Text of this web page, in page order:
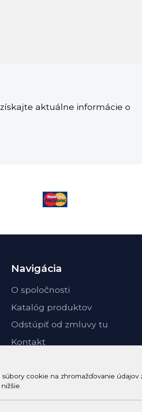
aktuálne informácie o
cookie na zhromažďovanie
Navigácia
O spoločnosti
Katalóg produktov
Odstúpiť od zmluvy tu
Kontakt